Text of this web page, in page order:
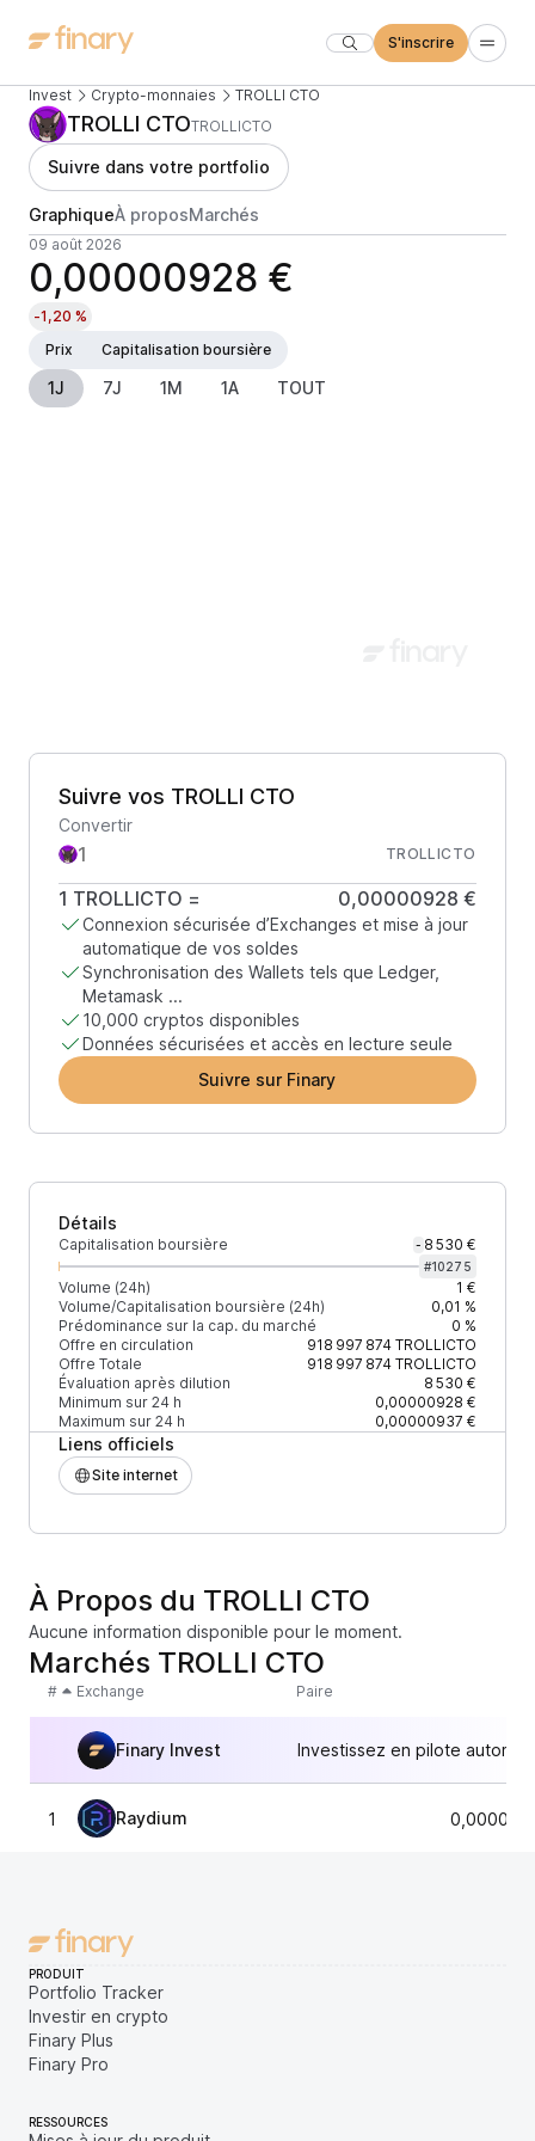
S'inscrire
Invest Crypto-monnaies TROLLI CTO
TROLLI CTOTROLLICTO
Suivre dans votre portfolio
GraphiqueÀ proposMarchés
09 août 2026
0,00000928 €
-1,20 %
Prix
Capitalisation boursière
1J 7J 1M 1A TOUT
Suivre vos TROLLI CTO
Convertir
TROLLICTO
1 TROLLICTO = 0,00000928 €
Connexion sécurisée d’Exchanges et mise à jour
automatique de vos soldes
Synchronisation des Wallets tels que Ledger,
Metamask ...
10,000 cryptos disponibles
Données sécurisées et accès en lecture seule
Suivre sur Finary
Détails
Capitalisation boursière - 8 530 €
#10275
Volume (24h)
1 €
Volume/Capitalisation boursière (24h)
0,01 %
Prédominance sur la cap. du marché
0 %
Offre en circulation
918 997 874TROLLICTO
Offre Totale
918 997 874TROLLICTO
Évaluation après dilution
8 530 €
Minimum sur 24 h
0,00000928 €
Maximum sur 24 h
0,00000937 €
Liens officiels
Site internet
À Propos du TROLLI CTO
Aucune information disponible pour le moment.
Marchés TROLLI CTO
# Exchange Paire
Finary Invest Investissez en pilote
1 Raydium
PRODUIT
Portfolio Tracker
Investir en crypto
Finary Plus
Finary Pro
RESSOURCES